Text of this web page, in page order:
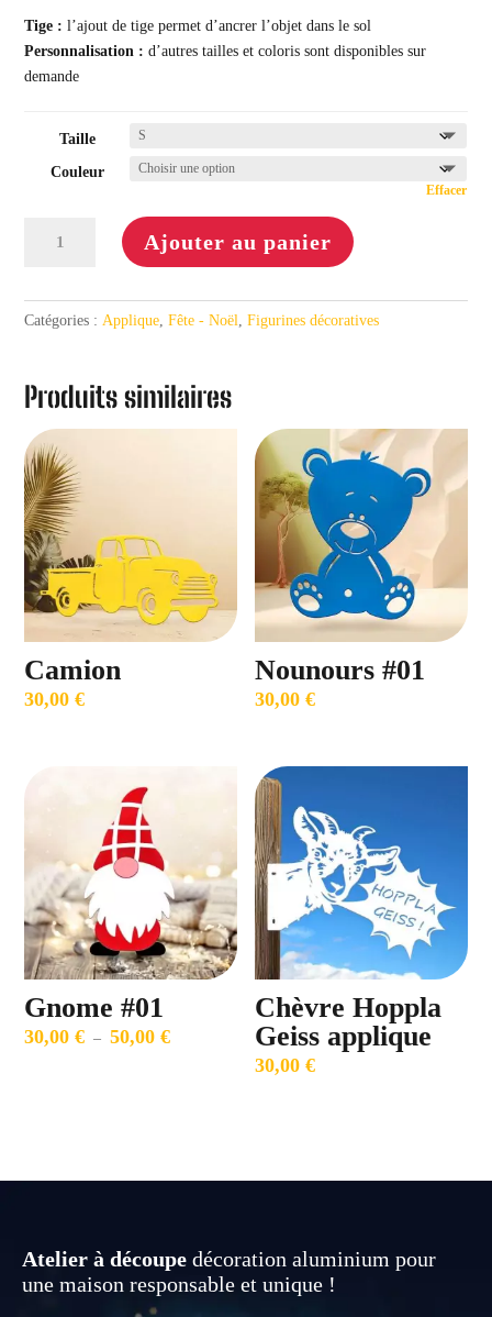
50,00 €
Tige : l’ajout de tige permet d’ancrer l’objet dans le sol
Personnalisation : d’autres tailles et coloris sont disponibles sur
demande
Taille
Couleur
Effacer
Flocon
#01
Ajouter au panier
Catégories :Applique,Fête - Noël,Figurines décoratives
Produits similaires
Camion
30,00€
Nounours #01
30,00€
Gnome #01
30,00€ – 50,00€Plage
50,00 €
Chèvre Hoppla
Geiss applique
30,00€
Atelier à découpe décoration aluminium pour
une maison responsable et unique !